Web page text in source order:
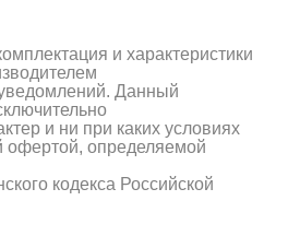
питания
приборы,расходники
для моделей
и характеристики
Данный
и ни при каких условиях
офертой, определяемой
кодекса Российской